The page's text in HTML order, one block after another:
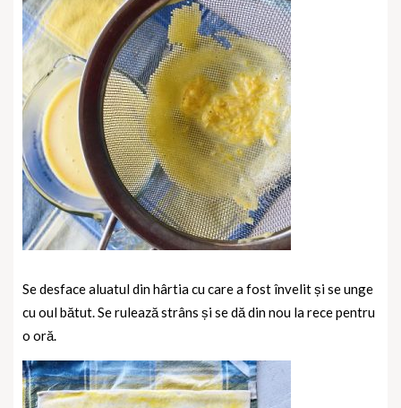
Se desface aluatul din hârtia cu care a fost învelit și se unge
cu oul bătut. Se rulează strâns și se dă din nou la rece pentru
o oră.